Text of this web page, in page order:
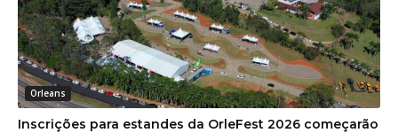
Orleans
Inscrições para estandes da OrleFest 2026 começarão